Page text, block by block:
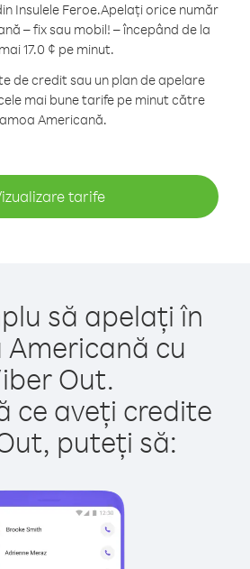
Insulele Feroe.Apelați orice număr
– fix sau mobil! – începând de la
17.0 ¢ pe minut.
de credit sau un plan de apelare
mai bune tarife pe minut către
Americană.
tarife
să apelați în
Americană cu
Out.
ce aveți credite
puteți să: